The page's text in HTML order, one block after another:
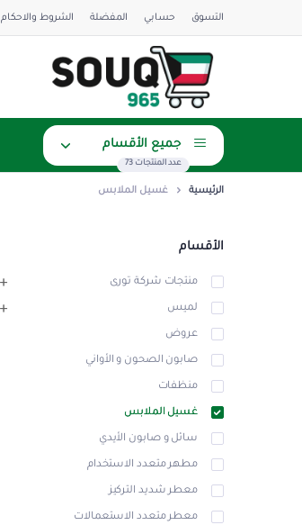
التسوق حسابي المفضلة الشروط والاحكام
جميع الأقسام
عدد المنتجات 73
الرئيسية غسيل الملابس
الأقسام
منتجات شركة تورى
لميس
عروض
صابون الصحون و الأواني
منظفات
غسيل الملابس
سائل و صابون الأيدي
مطهر متعدد الاستخدام
معطر شديد التركيز
معطر متعدد الاستعمالات